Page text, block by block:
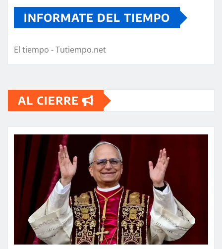
INFORMATE DEL TIEMPO
El tiempo - Tutiempo.net
AL CIERRE